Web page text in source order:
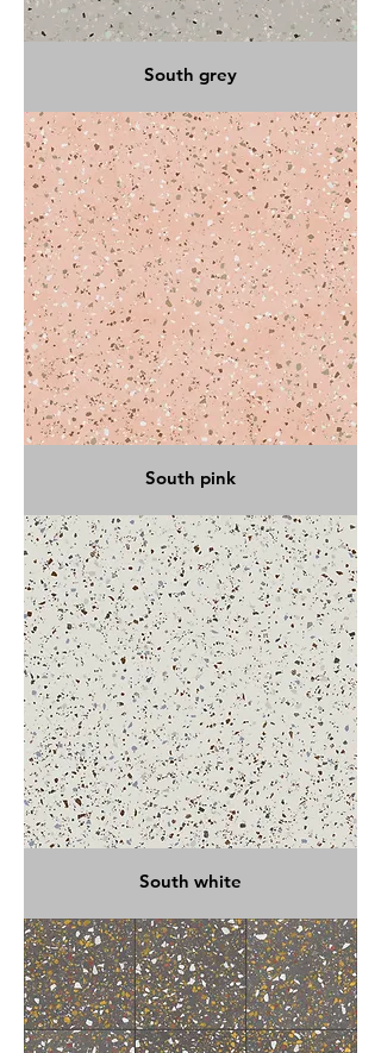
South grey
South pink
South white